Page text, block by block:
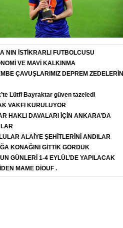
NIN İSTİKRARLI FUTBOLCUSU
VE MAVİ KALKINMA
ÇAVUŞLARIMIZ DEPREM ZEDELERİN
Lütfi Bayraktar güven tazeledi
VAKFI KURULUYOR
HAKLI DAVALARI İÇİN ANKARA’DA
ALAİYE ŞEHİTLERİNİ ANDILAR
KONAĞINI GİTTİK GÖRDÜK
GÜNLERİ 1-4 EYLÜL’DE YAPILACAK
MAME DİOUF .